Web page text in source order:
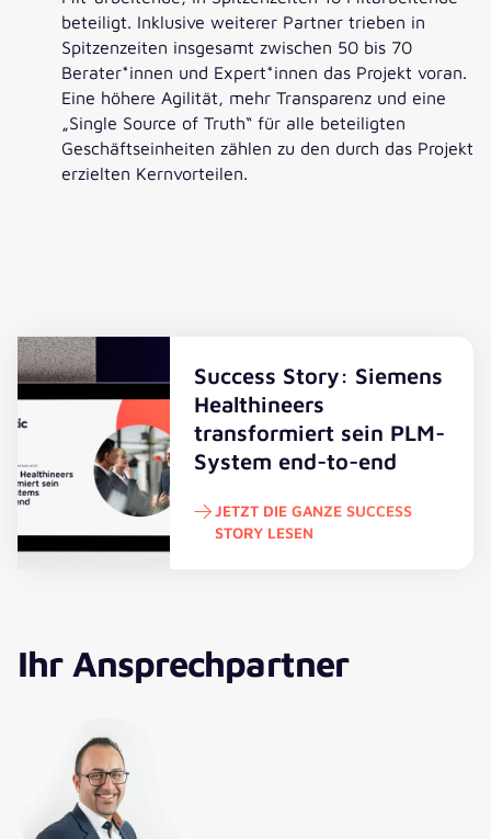
beteiligt. Inklusive weiterer Partner trieben in
Spitzenzeiten insgesamt zwischen 50 bis 70
Berater*innen und Expert*innen das Projekt voran.
Eine höhere Agilität, mehr Transparenz und eine
„Single Source of Truth“ für alle beteiligten
Geschäftseinheiten zählen zu den durch das Projekt
erzielten Kernvorteilen.
„Das PLM-Projekt mit Siemens Healthineers ist
geprägt von einem tiefen Vertrauen zwischen den
Teams, das auf gegenseitiger Kompetenz und
Verständnis aufbaut.“
Success Story: Siemens
Healthineers
transformiert sein PLM-
System end-to-end
JETZT DIE GANZE SUCCESS
STORY LESEN
Ihr Ansprechpartner